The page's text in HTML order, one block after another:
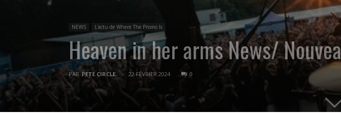
NEWS L'actu de Where The Promo Is
Heaven in her arms News/
PAR PETE CIRCLE 22 FÉVRIER 2024 0